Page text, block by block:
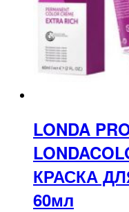
LONDA
КРАСКА
60мл